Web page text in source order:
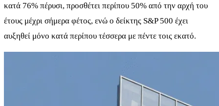
κατά 76% πέρυσι, προσθέτει περίπου 50% από την αρχή του
έτους μέχρι σήμερα φέτος, ενώ ο δείκτης S&P 500 έχει
αυξηθεί μόνο κατά περίπου τέσσερα με πέντε τοις εκατό.